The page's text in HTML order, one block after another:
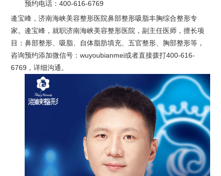
预约电话：400-616-6769
逄宝峰，济南海峡美容整形医院鼻部整形吸脂丰胸综合整形专
家。逄宝峰，就职济南海峡美容整形医院，副主任医师，擅长项
目：鼻部整形、吸脂、自体脂肪填充、五官整形、胸部整形等，
咨询预约添加微信号：wuyoubianmei或者直接拨打400-616-
6769，详细沟通。